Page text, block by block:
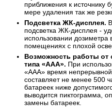
приближения к источнику
мере удаления так же
Подсветка ЖК-дисплея.
подсветка ЖК-дисплея -
использовании дозиметра
помещениях с плохой
Возможность работы от
типа «ААА». При
«ААА» время непрерывной
составляет не менее 500
батареек ниже
выводится пиктограмма,
замены батареек.